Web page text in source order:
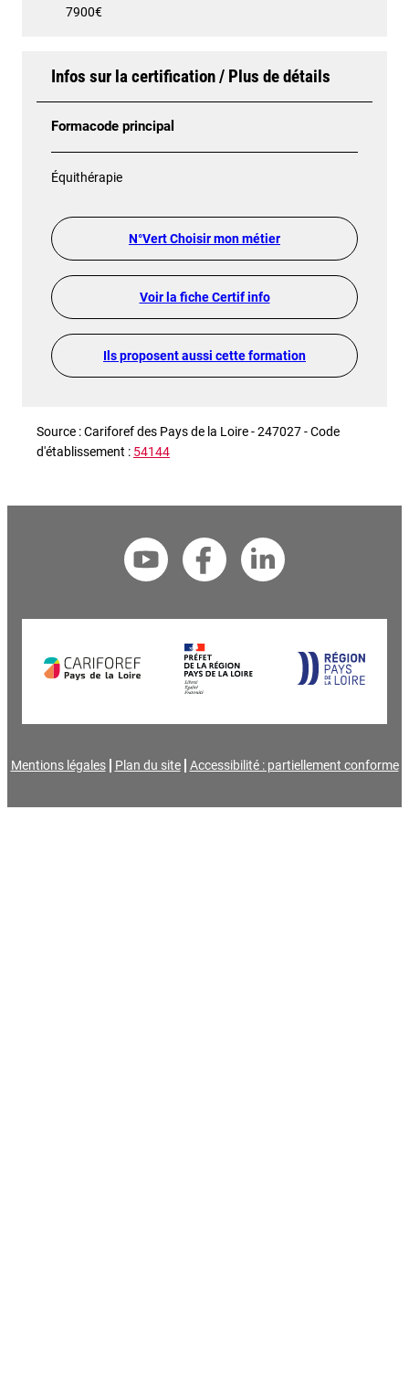
7900€
Infos sur la certification / Plus de détails
Formacode principal
Équithérapie
N°Vert Choisir mon métier
Voir la fiche Certif info
Ils proposent aussi cette formation
Source : Cariforef des Pays de la Loire - 247027 - Code
d'établissement : 54144
Mentions légales Plan du site Accessibilité : partiellement conforme